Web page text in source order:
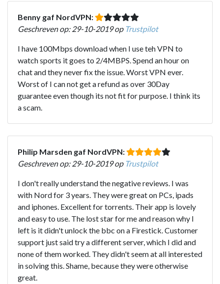
Benny gaf NordVPN:
Geschreven op: 29-10-2019 op Trustpilot
I have 100Mbps download when I use teh VPN to
watch sports it goes to 2/4MBPS. Spend an hour on
chat and they never fix the issue. Worst VPN ever.
Worst of I can not get a refund as over 30Day
guarantee even though its not fit for purpose. I think its
a scam.
Philip Marsden gaf NordVPN:
Geschreven op: 29-10-2019 op Trustpilot
I don't really understand the negative reviews. I was
with Nord for 3 years. They were great on PCs, ipads
and iphones. Excellent for torrents. Their app is lovely
and easy to use. The lost star for me and reason why I
left is it didn't unlock the bbc on a Firestick. Customer
support just said try a different server, which I did and
none of them worked. They didn't seem at all interested
in solving this. Shame, because they were otherwise
great.